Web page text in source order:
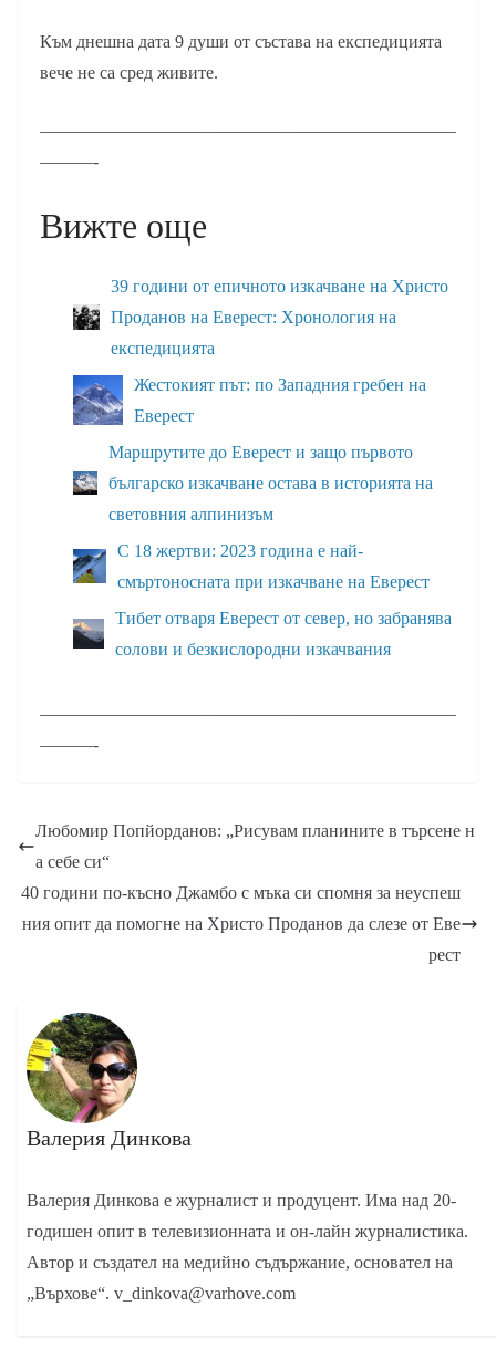
Към днешна дата 9 души от състава на експедицията
вече не са сред живите.
–––––––––––––––––––––––––––––––––––––––––––––––
––––––-
Вижте още
39 години от епичното изкачване на Христо
Проданов на Еверест: Хронология на
експедицията
Жестокият път: по Западния гребен на
Еверест
Маршрутите до Еверест и защо първото
българско изкачване остава в историята на
световния алпинизъм
С 18 жертви: 2023 година е най-
смъртоносната при изкачване на Еверест
Тибет отваря Еверест от север, но забранява
солови и безкислородни изкачвания
–––––––––––––––––––––––––––––––––––––––––––––––
––––––-
Любомир Попйорданов: „Рисувам планините в търсене н
а себе си“
40 години по-късно Джамбо с мъка си спомня за неуспеш
ния опит да помогне на Христо Проданов да слезе от Еве
рест
Валерия Динкова
Валерия Динкова е журналист и продуцент. Има над 20-
годишен опит в телевизионната и он-лайн журналистика.
Автор и създател на медийно съдържание, основател на
„Върхове“. v_dinkova@varhove.com